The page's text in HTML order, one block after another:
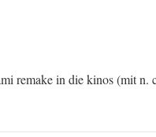
remake in die kinos (mit n.